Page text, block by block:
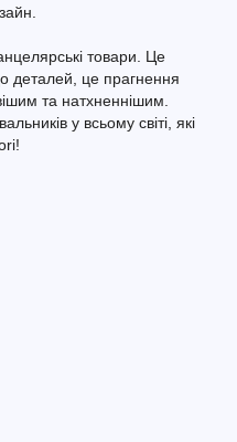
товари. Це
деталей, це прагнення
та натхненнішим.
у всьому світі, які